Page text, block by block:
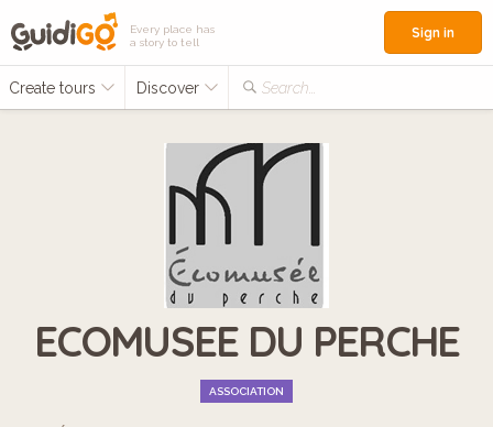
Every place has
a story to tell
Create tours Discover Search...
Sign in
ECOMUSEE DU PERCHE
ASSOCIATION